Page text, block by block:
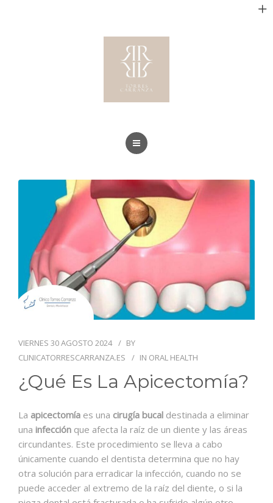
SERVICIOS
FORMACIÓN
NOTICIAS
VIERNES 30 AGOSTO 2024
BY
CLINICATORRESCARRANZA.ES
IN ORAL HEALTH
¿Qué Es La Apicectomía?
La apicectomía es una cirugía bucal destinada a eliminar
una infección que afecta la raíz de un diente y las áreas
circundantes. Este procedimiento se lleva a cabo
únicamente cuando el dentista determina que no hay
otra solución para erradicar la infección, cuando no se
puede acceder al extremo de la raíz del diente, o si la